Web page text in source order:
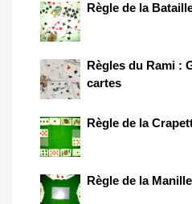
Règle de la
Règles du Rami :
cartes
Règle de la
Règle de la Manille